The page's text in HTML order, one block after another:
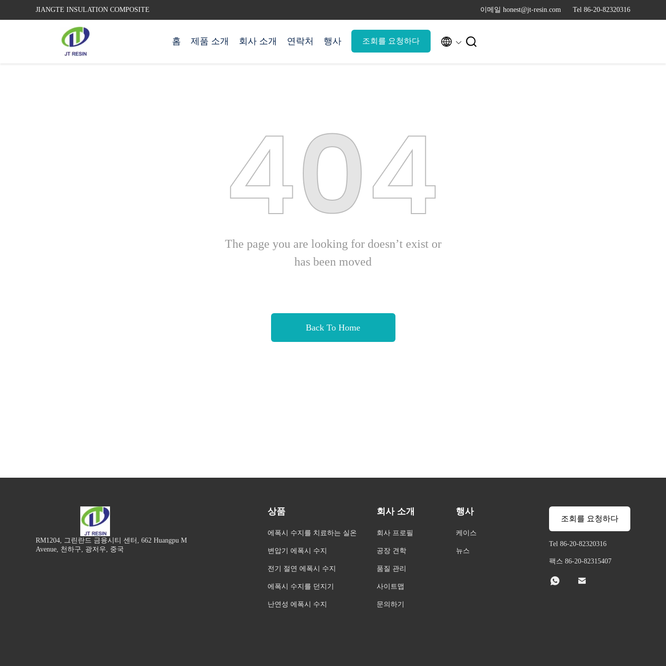
JIANGTE INSULATION COMPOSITE 이메일 honest@jt-resin.com Tel 86-20-82320316
홈 제품 소개 회사 소개 연락처 행사 조회를 요청하다  
The page you are looking for doesn’t exist or
has been moved
Back To Home
RM1204, 그린란드 금융시티 센터, 662 Huangpu M
Avenue, 천하구, 광저우, 중국
상품
에폭시 수지를 치료하는 실온
변압기 에폭시 수지
전기 절연 에폭시 수지
에폭시 수지를 던지기
난연성 에폭시 수지
회사 소개
회사 프로필
공장 견학
품질 관리
사이트맵
문의하기
행사
케이스
뉴스
조회를 요청하다
Tel 86-20-82320316
팩스 86-20-82315407
 